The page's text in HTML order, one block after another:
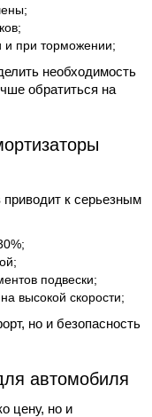
и при торможении;
необходимость
обратиться на
к серьезным
подвески;
высокой скорости;
но и безопасность
автомобиля
цену, но и